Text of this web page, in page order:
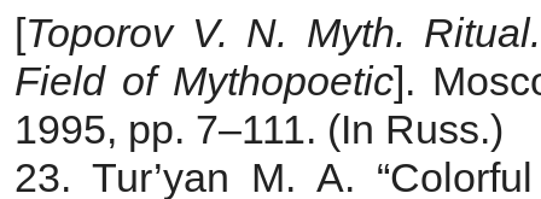
[Toporov V. N. Myth.
Field of Mythopoetic].
1995, pp. 7–111. (In Russ.)
23. Tur’yan M. A.